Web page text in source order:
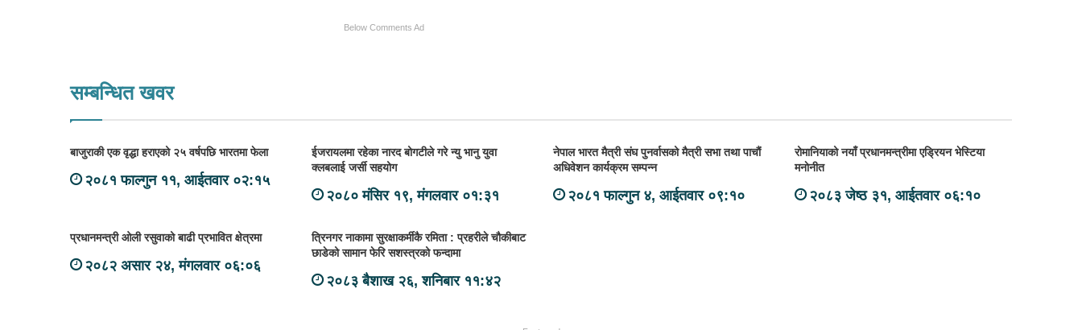
Below Comments Ad
सम्बन्धित खवर
बाजुराकी एक वृद्धा हराएको २५ वर्षपछि भारतमा फेला
२०८१ फाल्गुन ११, आईतवार ०२:१५
ईजरायलमा रहेका नारद बोगटीले गरे न्यु भानु युवा
क्लबलाई जर्सी सहयोग
२०८० मंसिर १९, मंगलवार ०१:३१
नेपाल भारत मैत्री संघ पुनर्वासको मैत्री सभा तथा पाचौं
अधिवेशन कार्यक्रम सम्पन्न
२०८१ फाल्गुन ४, आईतवार ०९:१०
रोमानियाको नयाँ प्रधानमन्त्रीमा एड्रियन भेस्टिया
मनाेनीत
२०८३ जेष्ठ ३१, आईतवार ०६:१०
प्रधानमन्त्री ओली रसुवाको बाढी प्रभावित क्षेत्रमा
२०८२ असार २४, मंगलवार ०६:०६
त्रिनगर नाकामा सुरक्षाकर्मीकै रमिता : प्रहरीले चौकीबाट
छाडेको सामान फेरि सशस्त्रको फन्दामा
२०८३ बैशाख २६, शनिबार ११:४२